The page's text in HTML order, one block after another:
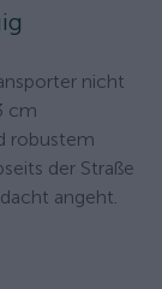
nicht
cm
robustem
der Straße
angeht.